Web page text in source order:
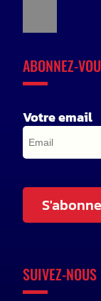
ABONNEZ-
Votre email
SUIVEZ-